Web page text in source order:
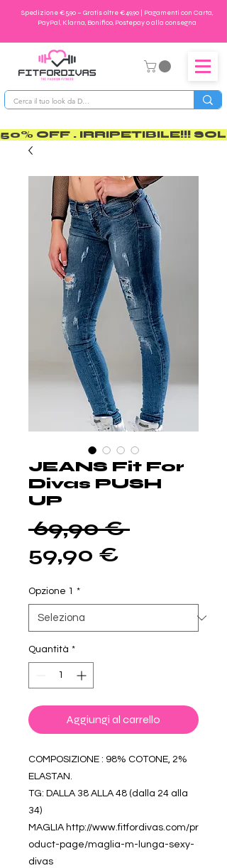
Spedizione €5,90 – Gratis oltre €49,90 | Pagamenti con Carta,
PayPal, Klarna, Bonifico, Postepay o alla consegna
50% OFF . IRRIPETIBILE!!!
JEANS Fit For
Divas PUSH
UP
69,90 € Prezzo
59,90 €
Opzione 1 *
Quantità *
Aggiungi al carrello
COMPOSIZIONE : 98% COTONE, 2%
ELASTAN.
TG: DALLA 38 ALLA 48 (dalla 24 alla
34)
MAGLIA http://www.fitfordivas.com/pr
oduct-page/maglia-m-lunga-sexy-
divas